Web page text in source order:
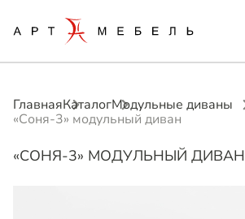
ГлавнаяКаталогМодульные диваны
«Соня-3» модульный диван
«СОНЯ-3» МОДУЛЬНЫЙ ДИВАН